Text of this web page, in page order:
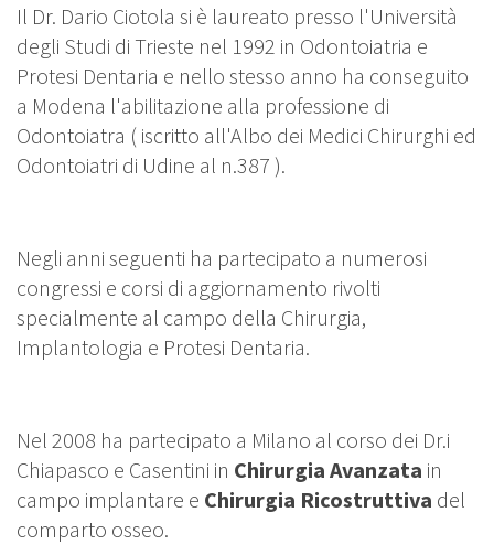
Il Dr. Dario Ciotola si è laureato presso l'Università
degli Studi di Trieste nel 1992 in Odontoiatria e
Protesi Dentaria e nello stesso anno ha conseguito
a Modena l'abilitazione alla professione di
Odontoiatra ( iscritto all'Albo dei Medici Chirurghi ed
Odontoiatri di Udine al n.387 ).
Negli anni seguenti ha partecipato a numerosi
congressi e corsi di aggiornamento rivolti
specialmente al campo della Chirurgia,
Implantologia e Protesi Dentaria.
Nel 2008 ha partecipato a Milano al corso dei Dr.i
Chiapasco e Casentini in Chirurgia Avanzata in
campo implantare e Chirurgia Ricostruttiva del
comparto osseo.